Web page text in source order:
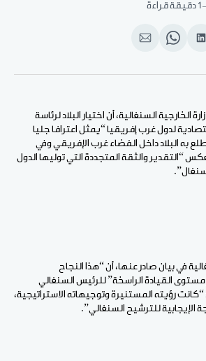
1 دقيقة قراءة
انشر
لينكد
Share
WhatsApp
انشر
الإيميل
الخارجية السنغالية، أن اختيار البلاد لرئاسة
لدول غرب إفريقيا “يمثل اعترافا جليا
به البلاد داخل الفضاء غرب الإفريقي وفي
“التقدير والثقة المتجددة التي توليها الدول
في بيان صادر عنها، أن “هذا النجاح
مستوى القيادة الراسخة” للرئيس السنغالي
رؤيته المستنيرة وتوجيهاته الاستراتيجية،
للترشيح السنغالي”.